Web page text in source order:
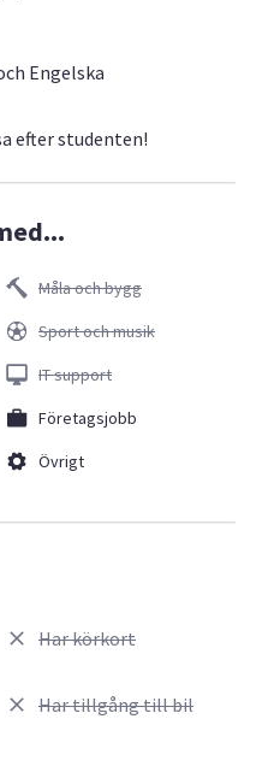
Engelska
efter studenten!
Måla och bygg
Sport och musik
IT support
Företagsjobb
Övrigt
Har körkort
Har tillgång till bil